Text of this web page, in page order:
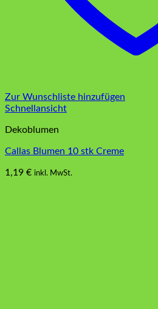
Zur Wunschliste hinzufügen
Schnellansicht
Dekoblumen
Callas Blumen 10 stk Creme
1,19 € inkl. MwSt.